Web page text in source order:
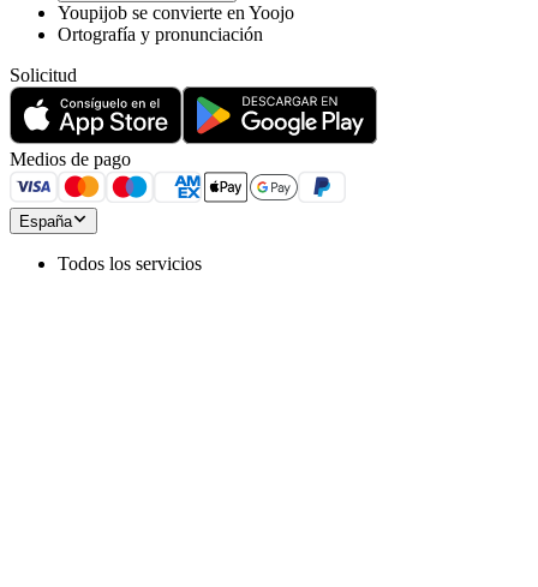
Youpijob se convierte en Yoojo
Ortografía y pronunciación
Solicitud
Medios de pago
España
Todos los servicios